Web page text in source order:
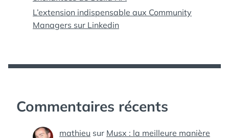
L’extension indispensable aux Community
Managers sur Linkedin
Commentaires récents
mathieu sur Musx : la meilleure manière